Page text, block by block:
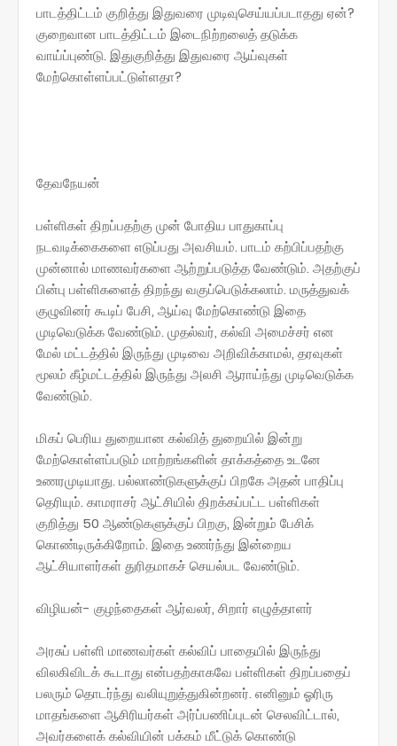
பாடத்திட்டம் குறித்து இதுவரை முடிவுசெய்யப்படாதது ஏன்?
குறைவான பாடத்திட்டம் இடைநிற்றலைத் தடுக்க
வாய்ப்புண்டு. இதுகுறித்து இதுவரை ஆய்வுகள்
மேற்கொள்ளப்பட்டுள்ளதா?
தேவநேயன்
பள்ளிகள் திறப்பதற்கு முன் போதிய பாதுகாப்பு
நடவடிக்கைகளை எடுப்பது அவசியம். பாடம் கற்பிப்பதற்கு
முன்னால் மாணவர்களை ஆற்றுப்படுத்த வேண்டும். அதற்குப்
பின்பு பள்ளிகளைத் திறந்து வகுப்பெடுக்கலாம். மருத்துவக்
குழுவினர் கூடிப் பேசி, ஆய்வு மேற்கொண்டு இதை
முடிவெடுக்க வேண்டும். முதல்வர், கல்வி அமைச்சர் என
மேல் மட்டத்தில் இருந்து முடிவை அறிவிக்காமல், தரவுகள்
மூலம் கீழ்மட்டத்தில் இருந்து அலசி ஆராய்ந்து முடிவெடுக்க
வேண்டும்.
மிகப் பெரிய துறையான கல்வித் துறையில் இன்று
மேற்கொள்ளப்படும் மாற்றங்களின் தாக்கத்தை உடனே
உணரமுடியாது. பல்லாண்டுகளுக்குப் பிறகே அதன் பாதிப்பு
தெரியும். காமராசர் ஆட்சியில் திறக்கப்பட்ட பள்ளிகள்
குறித்து 50 ஆண்டுகளுக்குப் பிறகு, இன்றும் பேசிக்
கொண்டிருக்கிறோம். இதை உணர்ந்து இன்றைய
ஆட்சியாளர்கள் துரிதமாகச் செயல்பட வேண்டும்.
விழியன்- குழந்தைகள் ஆர்வலர், சிறார் எழுத்தாளர்
அரசுப் பள்ளி மாணவர்கள் கல்விப் பாதையில் இருந்து
விலகிவிடக் கூடாது என்பதற்காகவே பள்ளிகள் திறப்பதைப்
பலரும் தொடர்ந்து வலியுறுத்துகின்றனர். எனினும் ஓரிரு
மாதங்களை ஆசிரியர்கள் அர்ப்பணிப்புடன் செலவிட்டால்,
அவர்களைக் கல்வியின் பக்கம் மீட்டுக் கொண்டு